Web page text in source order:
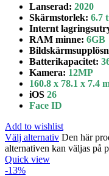
Lanserad: 2020
Skärmstorlek: 6.7
Internt
RAM minne: 6GB
Batterikapacitet:
Kamera: 12MP
160.8 x 78.1 x 7.4
iOS 26
Face ID
Add to wishlist
Välj alternativ Den här
alternativen kan väljas på
Quick view
-13%